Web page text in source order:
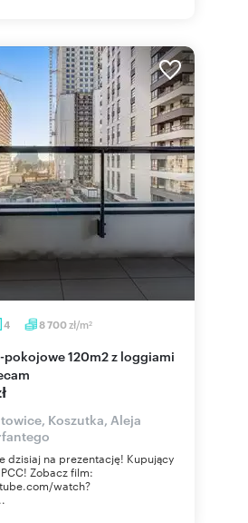
4 8 700zł/m2
Koszutka, Aleja
dzisiaj na prezentację! Kupujący
Zobacz film:
watch?